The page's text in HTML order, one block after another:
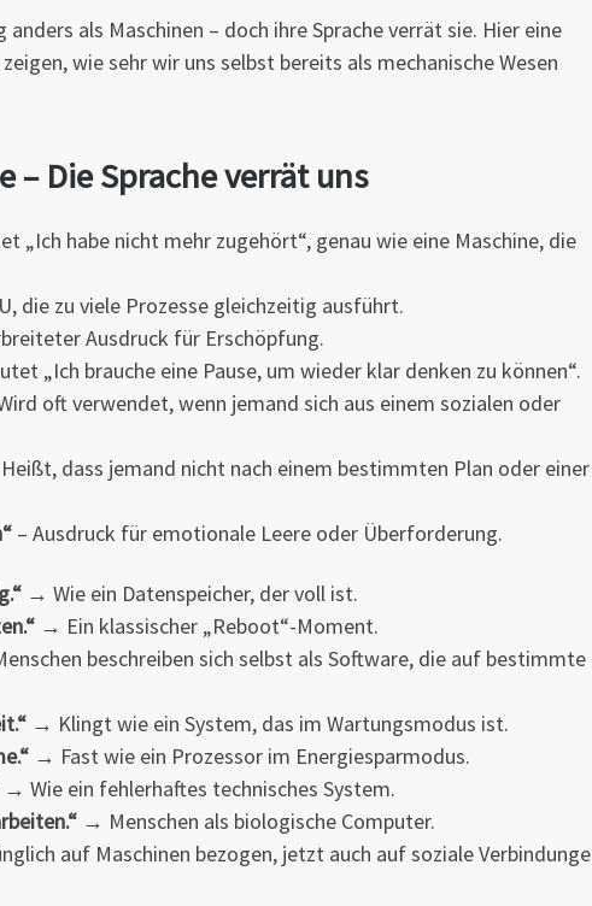
als Maschinen – doch ihre Sprache verrät sie. Hier eine
wie sehr wir uns selbst bereits als mechanische Wesen
– Die Sprache verrät uns
„Ich habe nicht mehr zugehört“, genau wie eine Maschine, die
die zu viele Prozesse gleichzeitig ausführt.
Ausdruck für Erschöpfung.
„Ich brauche eine Pause, um wieder klar denken zu können“.
oft verwendet, wenn jemand sich aus einem sozialen oder
dass jemand nicht nach einem bestimmten Plan oder einer
– Ausdruck für emotionale Leere oder Überforderung.
→ Wie ein Datenspeicher, der voll ist.
→ Ein klassischer „Reboot“-Moment.
beschreiben sich selbst als Software, die auf bestimmte
→ Klingt wie ein System, das im Wartungsmodus ist.
→ Fast wie ein Prozessor im Energiesparmodus.
→ Wie ein fehlerhaftes technisches System.
→ Menschen als biologische Computer.
auf Maschinen bezogen, jetzt auch auf soziale